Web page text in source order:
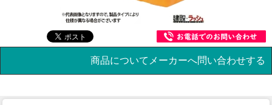
商品についてメーカーへ問い合わせする